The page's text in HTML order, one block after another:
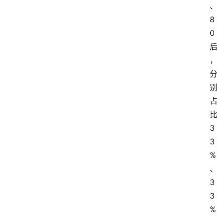
、
8
0
后
，
分
别
占
比
3
3
%
、
3
3
%